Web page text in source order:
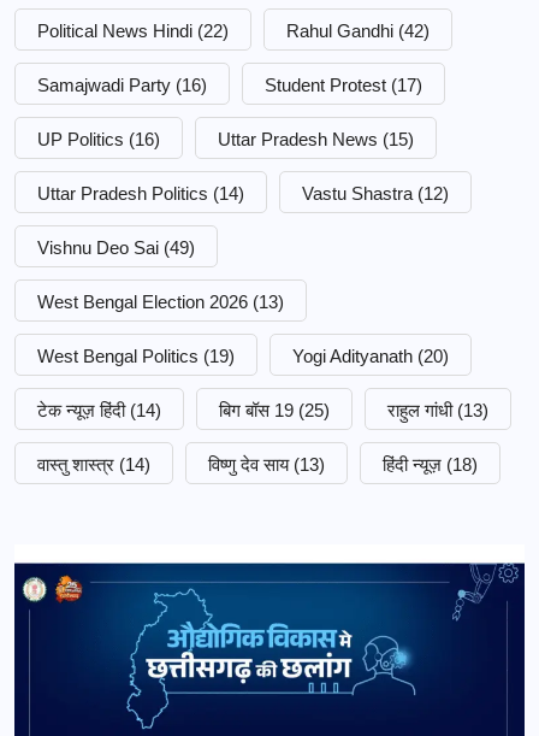
Political News Hindi (22) Rahul Gandhi (42)
Samajwadi Party (16) Student Protest (17)
UP Politics (16) Uttar Pradesh News (15)
Uttar Pradesh Politics (14) Vastu Shastra (12)
Vishnu Deo Sai (49)
West Bengal Election 2026 (13)
West Bengal Politics (19) Yogi Adityanath (20)
टेक न्यूज़ हिंदी (14) बिग बॉस 19 (25) राहुल गांधी (13)
वास्तु शास्त्र (14) विष्णु देव साय (13) हिंदी न्यूज़ (18)